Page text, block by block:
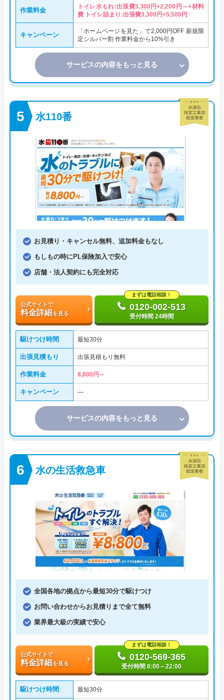
作業料金
トイレ水もれ:出張費3,300円+2,200円～+材料
費 トイレ詰まり:出張費3,300円+5,500円
キャンペーン
「ホームページを見た」で2,000円OFF 新規限
定シルバー割 作業料金から10%引き
サービスの内容をもっと見る
水110番
お見積り・キャンセル無料、追加料金もなし
もしもの時にPL保険加入で安心
店舗・法人契約にも完全対応
公式サイトで
料金詳細を見る
まずは電話相談！
0120-002-513
受付時間 24時間
駆けつけ時間 最短30分
出張見積もり 出張見積もり無料
作業料金 8,800円～
キャンペーン ―
サービスの内容をもっと見る
水の生活救急車
全国各地の拠点から最短30分で駆けつけ
お問い合わせからお見積りまで全て無料
業界最大級の実績で安心
公式サイトで
料金詳細を見る
まずは電話相談！
0120-569-365
受付時間 8:00～22:00
駆けつけ時間 最短30分